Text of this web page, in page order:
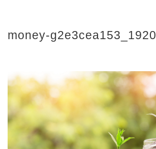
money-g2e3cea153_1920